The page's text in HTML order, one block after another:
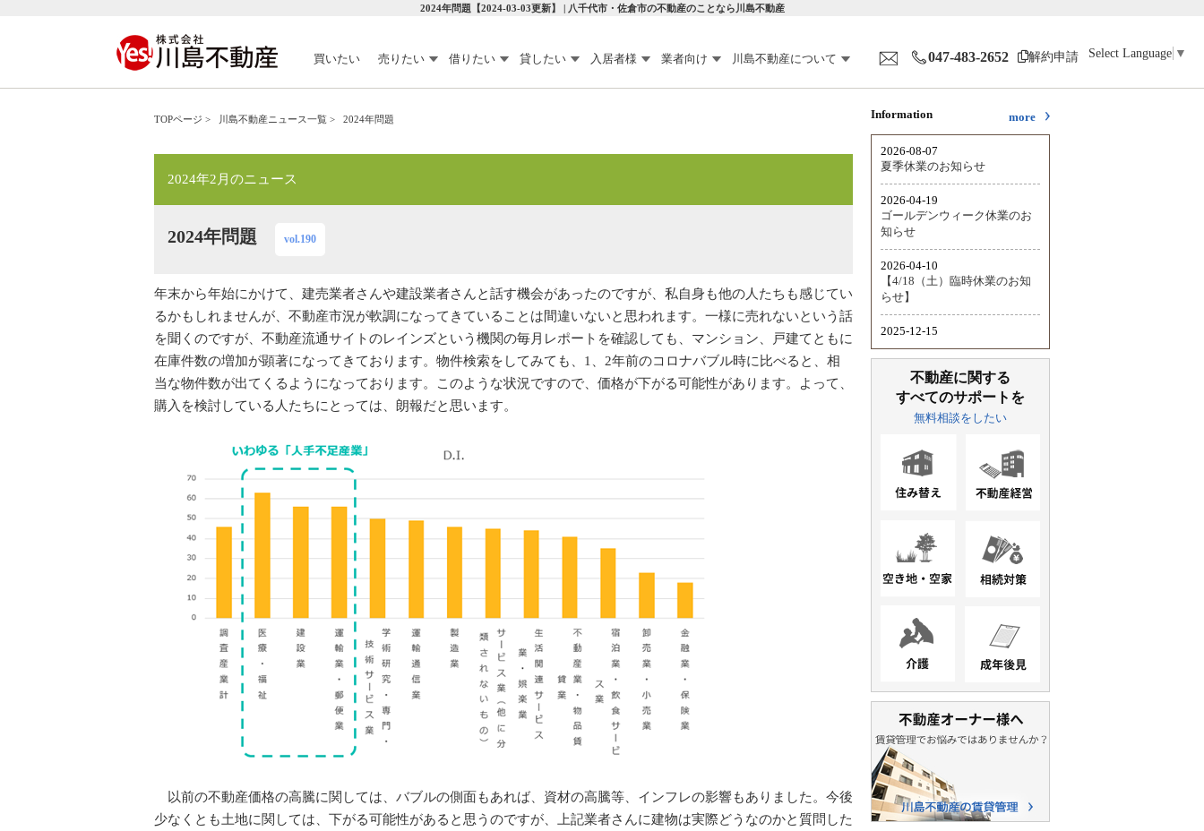
2024年問題【2024-03-03更新】 | 八千代市・佐倉市の不動産のことなら川島不動産
買いたい 売りたい 借りたい 貸したい 入居者様 業者向け 川島不動産について 047-483-2652 解約申請 Select Language ▼
TOPページ > 川島不動産ニュース一覧 > 2024年問題
2024年2月のニュース
2024年問題 vol.190
年末から年始にかけて、建売業者さんや建設業者さんと話す機会があったのですが、私自身も他の人たちも感じてい
るかもしれませんが、不動産市況が軟調になってきていることは間違いないと思われます。一様に売れないという話
を聞くのですが、不動産流通サイトのレインズという機関の毎月レポートを確認しても、マンション、戸建てともに
在庫件数の増加が顕著になってきております。物件検索をしてみても、1、2年前のコロナバブル時に比べると、相
当な物件数が出てくるようになっております。このような状況ですので、価格が下がる可能性があります。よって、
購入を検討している人たちにとっては、朗報だと思います。
以前の不動産価格の高騰に関しては、バブルの側面もあれば、資材の高騰等、インフレの影響もありました。今後
少なくとも土地に関しては、下がる可能性があると思うのですが、上記業者さんに建物は実際どうなのかと質問した
Information more
不動産に関する
すべてのサポートを
無料相談をしたい